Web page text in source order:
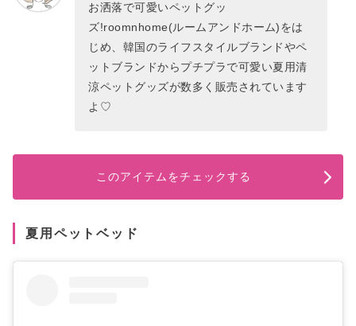
お洒落で可愛いペットグッ
ズ!roomnhome(ルームアンドホーム)をは
じめ、韓国のライフスタイルブランドやペ
ットブランドからプチプラで可愛い夏用清
涼ペットグッズが数多く販売されています
よ♡
このアイテムをチェックする
夏用ペットベッド